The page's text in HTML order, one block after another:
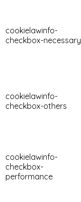
cookielawinfo-
checkbox-necessary
cookielawinfo-
checkbox-others
cookielawinfo-
checkbox-
performance